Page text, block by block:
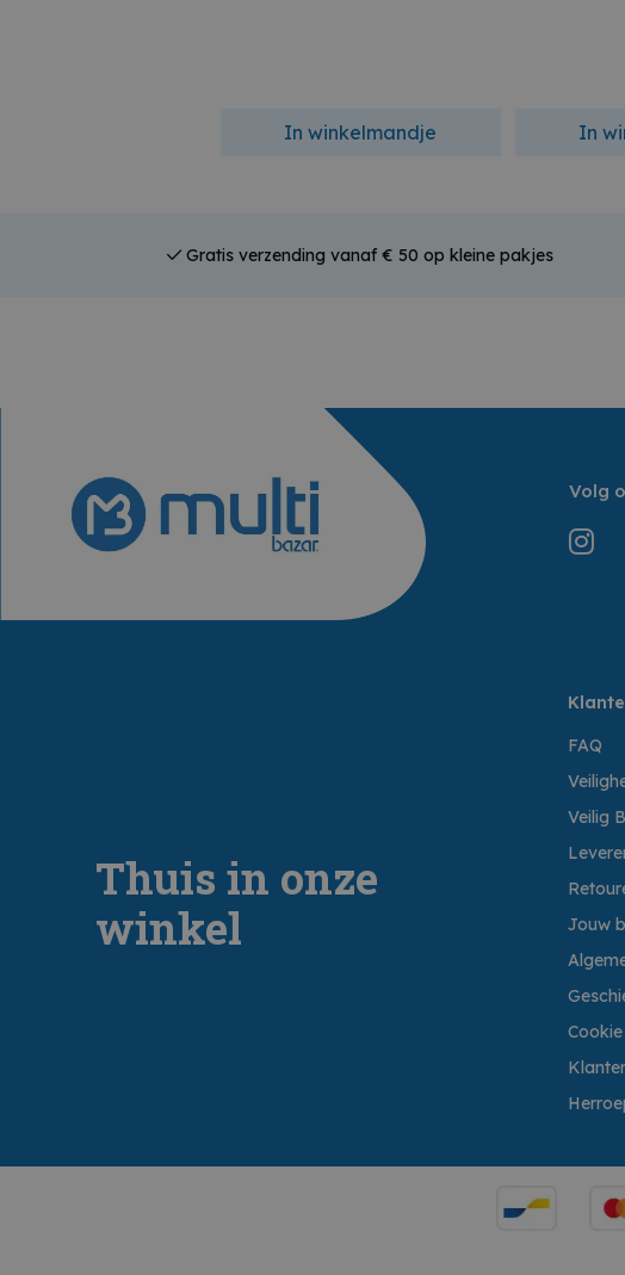
In winkelmandje In
Gratis verzending vanaf € 50 op kleine pakjes
Volg
Thuis in onze
winkel
FAQ
Veilig
Jouw